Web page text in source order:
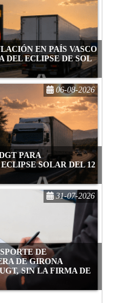
EN PAÍS VASCO
DEL ECLIPSE DE SOL
PARA
SOLAR DEL 12
06-08-2026
DE
DE GIRONA
SIN LA FIRMA DE
31-07-2026